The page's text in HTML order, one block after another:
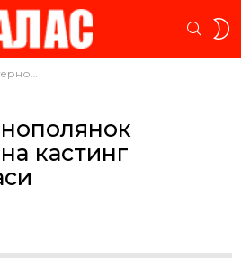
конкурсу краси
кастинг